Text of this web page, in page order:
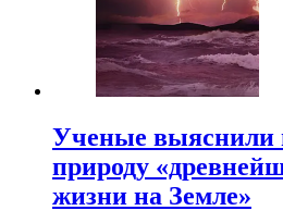
Ученые выяснили
природу
жизни на Земле»